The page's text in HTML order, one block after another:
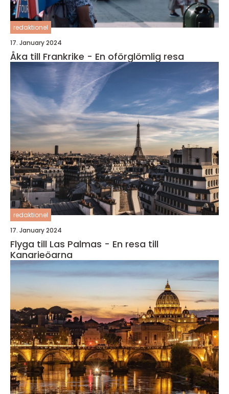
redaktionel
17. January 2024
Åka till Frankrike - En oförglömlig resa
redaktionel
17. January 2024
Flyga till Las Palmas - En resa till
Kanarieöarna